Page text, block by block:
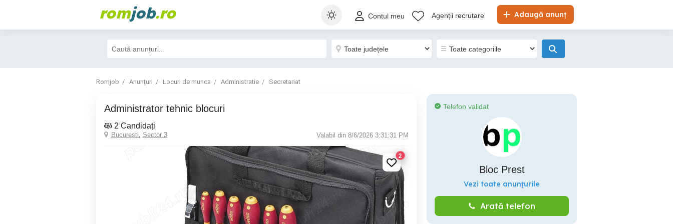
romjob.ro Adaugă anunț
Contul meu Agenții recrutare
Romjob Anunțuri Locuri de munca Administratie Secretariat
Administrator tehnic blocuri
2 Candidați
Bucuresti, Sector 3 Valabil din 8/6/2026 3:31:31 PM
2
Telefon validat
Bloc Prest
Vezi toate anunțurile
Arată telefon